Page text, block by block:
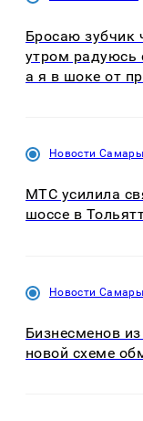
Бросаю зубчик
утром радуюсь
а я в шоке от
Новости Самары
МТС усилила
шоссе в
Новости Самары
Бизнесменов
новой схеме